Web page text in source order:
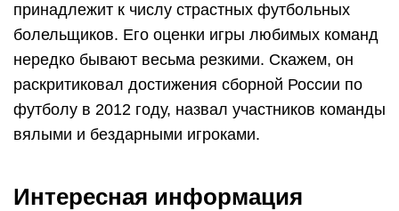
принадлежит к числу страстных футбольных
болельщиков. Его оценки игры любимых команд
нередко бывают весьма резкими. Скажем, он
раскритиковал достижения сборной России по
футболу в 2012 году, назвал участников команды
вялыми и бездарными игроками.
Интересная информация